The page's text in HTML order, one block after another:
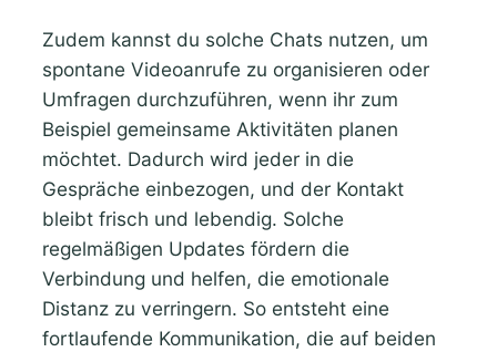
Zudem kannst du solche Chats nutzen, um
spontane Videoanrufe zu organisieren oder
Umfragen durchzuführen, wenn ihr zum
Beispiel gemeinsame Aktivitäten planen
möchtet. Dadurch wird jeder in die
Gespräche einbezogen, und der Kontakt
bleibt frisch und lebendig. Solche
regelmäßigen Updates fördern die
Verbindung und helfen, die emotionale
Distanz zu verringern. So entsteht eine
fortlaufende Kommunikation, die auf beiden